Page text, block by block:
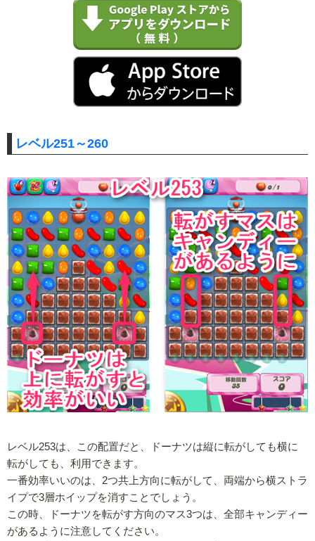
レベル251～260
レベル253は、この配置だと、ドーナツは縦に転がしても横に
転がしても、利用できます。
一番効率いいのは、2つ共上方向に転がして、両端から横ストラ
イプで3層ホイップを消すことでしょう。
この時、ドーナツを転がす方向のマス3つは、全部キャンディー
があるように注意してください。